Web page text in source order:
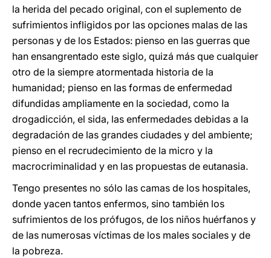
la herida del pecado original, con el suplemento de
sufrimientos infligidos por las opciones malas de las
personas y de los Estados: pienso en las guerras que
han ensangrentado este siglo, quizá más que cualquier
otro de la siempre atormentada historia de la
humanidad; pienso en las formas de enfermedad
difundidas ampliamente en la sociedad, como la
drogadicción, el sida, las enfermedades debidas a la
degradación de las grandes ciudades y del ambiente;
pienso en el recrudecimiento de la micro y la
macrocriminalidad y en las propuestas de eutanasia.
Tengo presentes no sólo las camas de los hospitales,
donde yacen tantos enfermos, sino también los
sufrimientos de los prófugos, de los niños huérfanos y
de las numerosas víctimas de los males sociales y de
la pobreza.